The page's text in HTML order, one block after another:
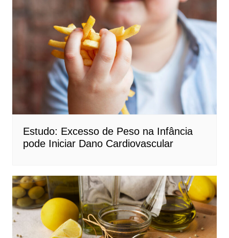
Estudo: Excesso de Peso na Infância
pode Iniciar Dano Cardiovascular